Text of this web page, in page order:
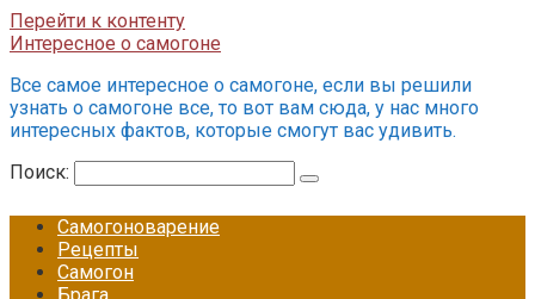
Перейти к контенту
Интересное о самогоне
Все самое интересное о самогоне, если вы решили
узнать о самогоне все, то вот вам сюда, у нас много
интересных фактов, которые смогут вас удивить.
Поиск:
Самогоноварение
Рецепты
Самогон